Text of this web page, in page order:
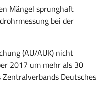
Mängel sprunghaft
bei der
(AU/AUK) nicht
2017 um mehr als 30
Deutsches